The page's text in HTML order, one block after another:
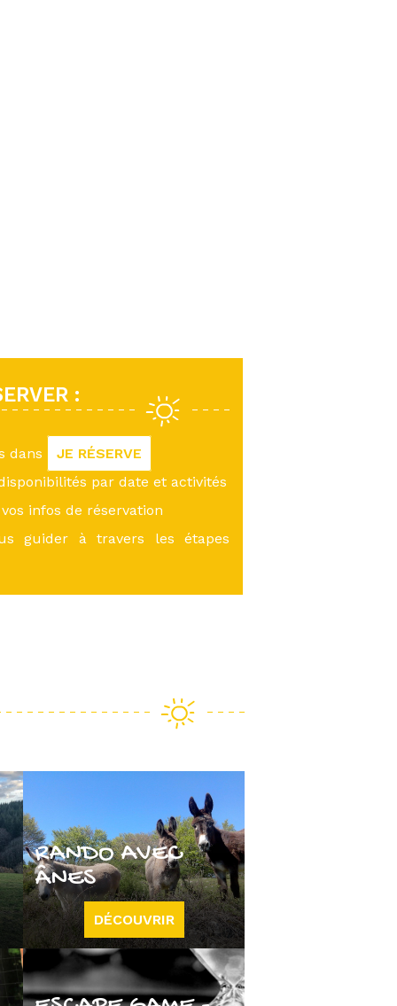
:
dans
JE RÉSERVE
par date et activités
infos de réservation
guider à travers les étapes
RANDO AVEC
ÂNES
DÉCOUVRIR